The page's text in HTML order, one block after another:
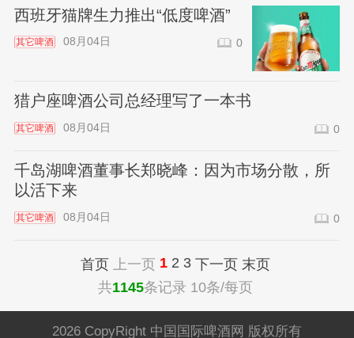
西班牙猫牌生力推出“低度啤酒”
其它啤酒 08月04日 0
猎户座啤酒公司总经理写了一本书
其它啤酒 08月04日 0
千岛湖啤酒董事长郑晓峰：因为市场分散，所
以活下来
其它啤酒 08月04日 0
首页 上一页 1 2 3 下一页 末页
共1145条记录 10条/每页
2026 CopyRight 中国国际啤酒网 版权所有